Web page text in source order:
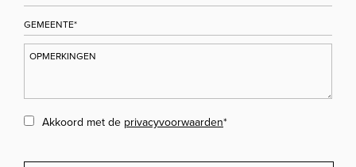
Akkoord met de privacyvoorwaarden*